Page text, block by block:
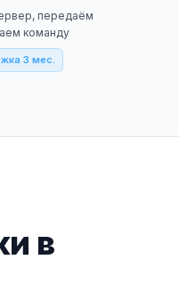
передаём
команду
3 мес.
в